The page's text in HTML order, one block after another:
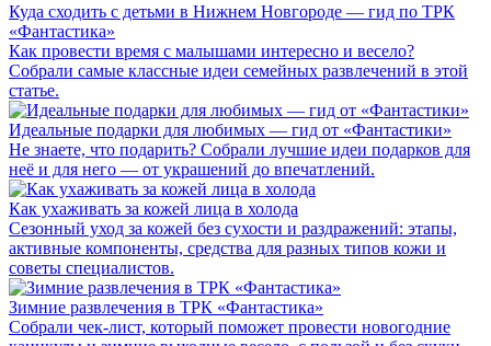
Куда сходить с детьми в Нижнем Новгороде — гид по ТРК
«Фантастика»
Как провести время с малышами интересно и весело?
Собрали самые классные идеи семейных развлечений в этой
статье.
Идеальные подарки для любимых — гид от «Фантастики»
Не знаете, что подарить? Собрали лучшие идеи подарков для
неё и для него — от украшений до впечатлений.
Как ухаживать за кожей лица в холода
Сезонный уход за кожей без сухости и раздражений: этапы,
активные компоненты, средства для разных типов кожи и
советы специалистов.
Зимние развлечения в ТРК «Фантастика»
Собрали чек-лист, который поможет провести новогодние